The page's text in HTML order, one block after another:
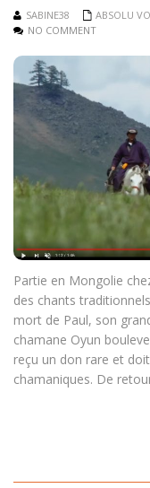
SABINE38 ABSOLU
NO COMMENT
Partie en Mongolie
des chants
mort de Paul, son
chamane Oyun
reçu un don rare et
chamaniques. De